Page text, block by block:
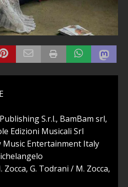
S.r.l., BamBam srl,
Edizioni Musicali Srl
Music Entertainment Italy
G. Todrani / M. Zocca,